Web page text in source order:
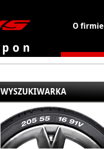
O firmie
WYSZUKIWARKA